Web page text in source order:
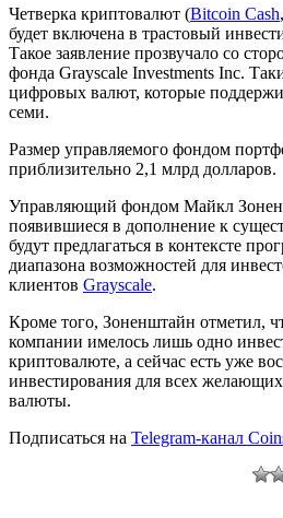
Четверка криптовалют (Bitcoin Cash,
будет включена в трастовый
Такое заявление прозвучало со
фонда Grayscale Investments Inc.
цифровых валют, которые
семи.
Размер управляемого фондом
приблизительно 2,1 млрд долларов.
Управляющий фондом Майкл
появившиеся в дополнение к
будут предлагаться в контексте
диапазона возможностей для
клиентов Grayscale.
Кроме того, Зоненштайн отметил,
компании имелось лишь одно
криптовалюте, а сейчас есть уже
инвестирования для всех
валюты.
Подписаться на Telegram-канал